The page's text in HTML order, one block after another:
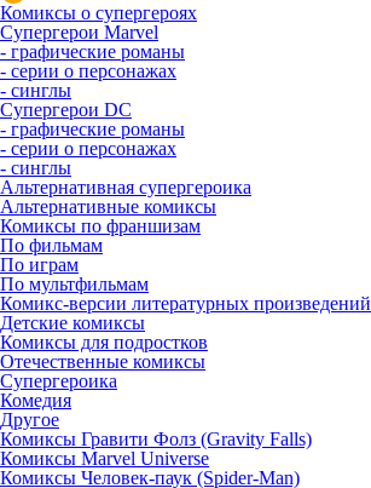
Комиксы о супергероях
Супергерои Marvel
- графические романы
- серии о персонажах
- синглы
Супергерои DC
- графические романы
- серии о персонажах
- синглы
Альтернативная супергероика
Альтернативные комиксы
Комиксы по франшизам
По фильмам
По играм
По мультфильмам
Комикс-версии литературных произведений
Детские комиксы
Комиксы для подростков
Отечественные комиксы
Супергероика
Комедия
Другое
Комиксы Гравити Фолз (Gravity Falls)
Комиксы Marvel Universe
Комиксы Человек-паук (Spider-Man)